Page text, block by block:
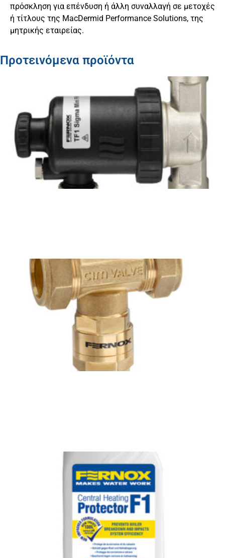
πρόσκληση για επένδυση ή άλλη συναλλαγή σε μετοχές
ή τίτλους της MacDermid Performance Solutions, της
μητρικής εταιρείας.
Προτεινόμενα προϊόντα